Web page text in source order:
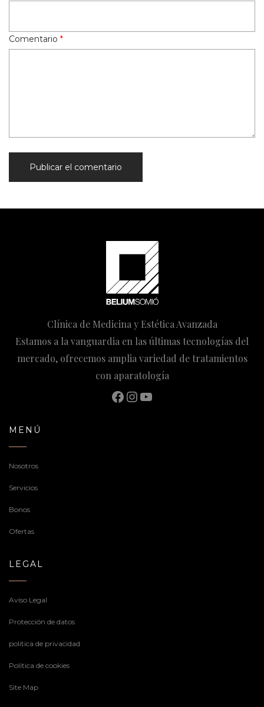
Comentario *
Clínica de Medicina y Estética Avanzada
Estamos a la vanguardia en las últimas tecnologías del
mercado, ofrecemos amplia variedad de tratamientos
con aparatología
Facebook
Instagram
YouTube
MENÚ
Nosotros
Servicios
Bonos
Ofertas
LEGAL
Aviso Legal
Protección de datos
politica de privacidad
Política de cookies
Site Map